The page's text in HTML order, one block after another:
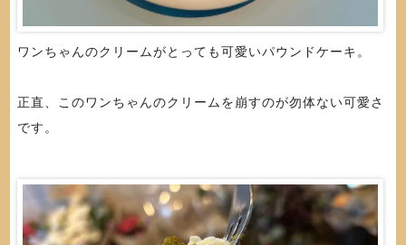
ワンちゃんのクリームがとっても可愛いパウンドケーキ。
正直、このワンちゃんのクリームを崩すのが勿体ない可愛さ
です。